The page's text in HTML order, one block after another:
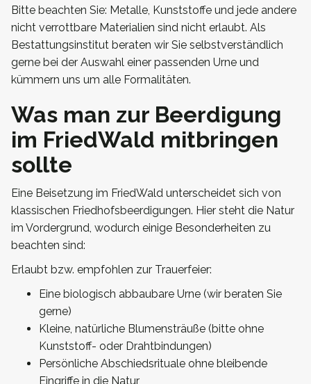
Bitte beachten Sie: Metalle, Kunststoffe und jede andere
nicht verrottbare Materialien sind nicht erlaubt. Als
Bestattungsinstitut beraten wir Sie selbstverständlich
gerne bei der Auswahl einer passenden Urne und
kümmern uns um alle Formalitäten.
Was man zur Beerdigung
im FriedWald mitbringen
sollte
Eine Beisetzung im FriedWald unterscheidet sich von
klassischen Friedhofsbeerdigungen. Hier steht die Natur
im Vordergrund, wodurch einige Besonderheiten zu
beachten sind:
Erlaubt bzw. empfohlen zur Trauerfeier:
Eine biologisch abbaubare Urne (wir beraten Sie
gerne)
Kleine, natürliche Blumensträuße (bitte ohne
Kunststoff- oder Drahtbindungen)
Persönliche Abschiedsrituale ohne bleibende
Eingriffe in die Natur